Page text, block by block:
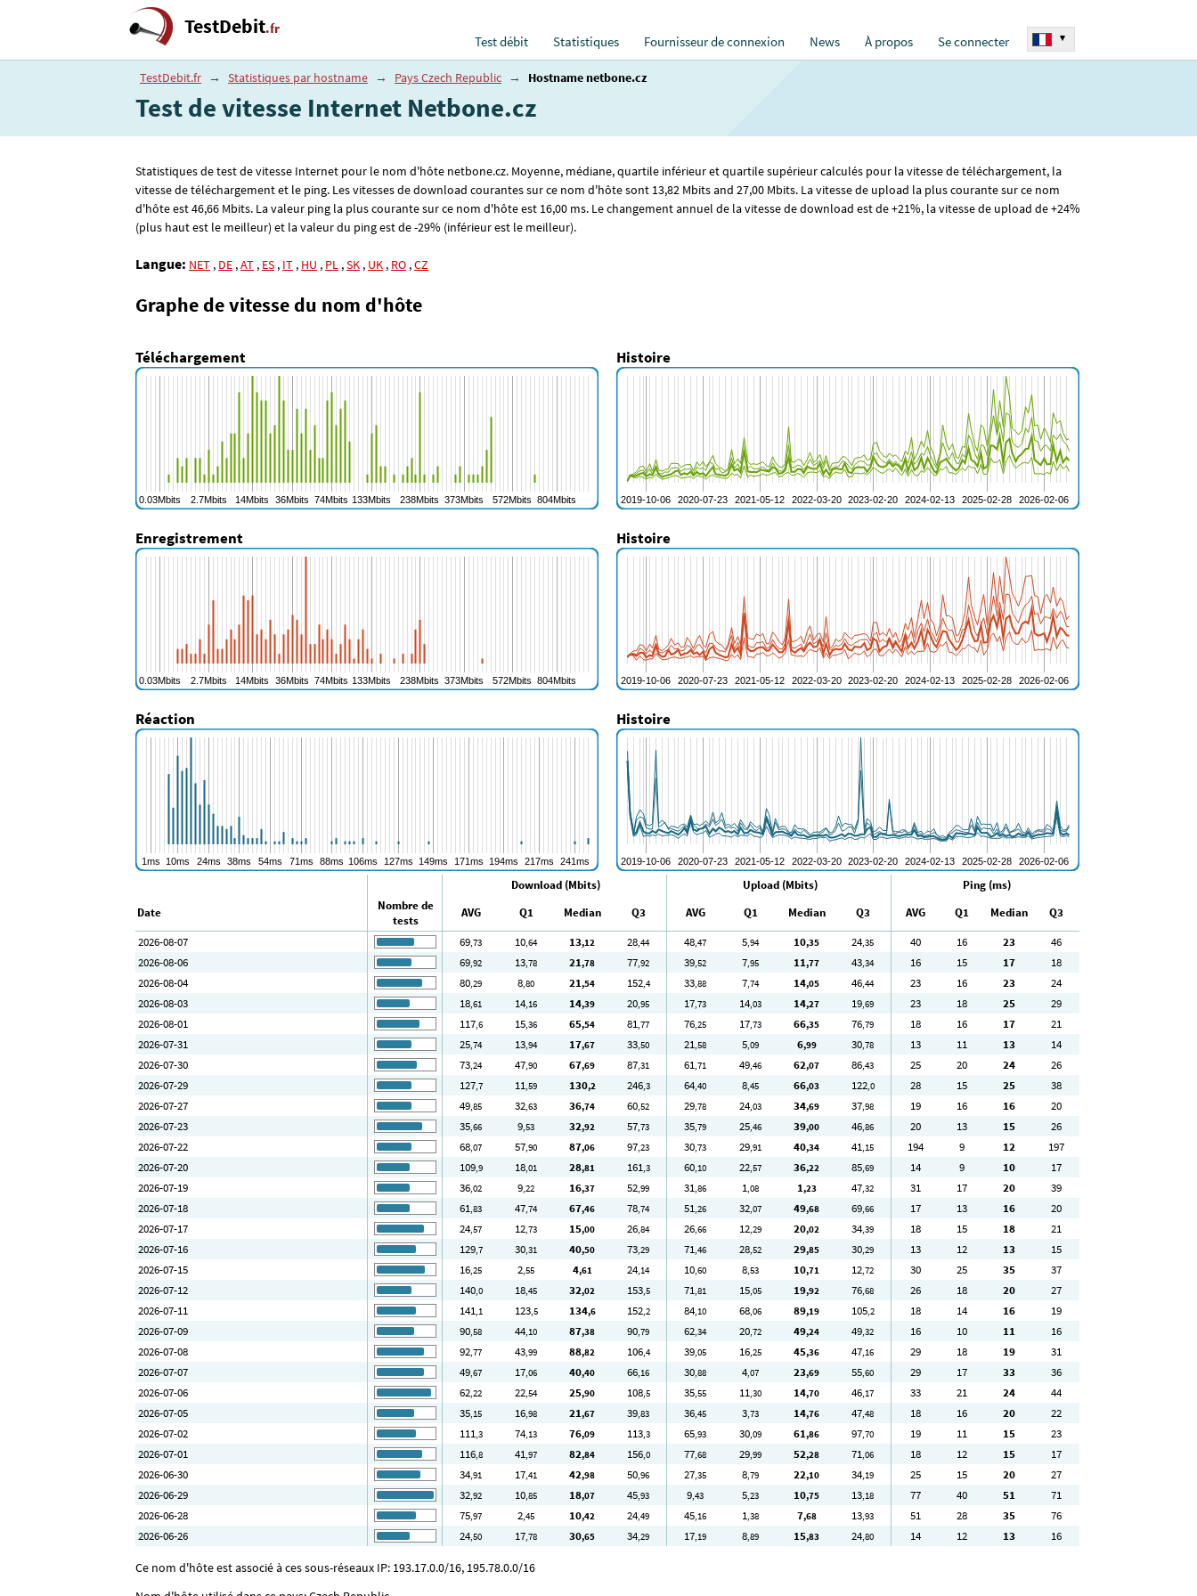
TestDebit.fr
Test débit Statistiques Fournisseur de connexion News À propos Se connecter ▾
TestDebit.fr → Statistiques par hostname → Pays Czech Republic → Hostname netbone.cz
Test de vitesse Internet Netbone.cz
Statistiques de test de vitesse Internet pour le nom d'hôte netbone.cz. Moyenne, médiane, quartile inférieur et quartile supérieur calculés pour la vitesse de téléchargement, la
vitesse de téléchargement et le ping. Les vitesses de download courantes sur ce nom d'hôte sont 13,82 Mbits and 27,00 Mbits. La vitesse de upload la plus courante sur ce nom
d'hôte est 46,66 Mbits. La valeur ping la plus courante sur ce nom d'hôte est 16,00 ms. Le changement annuel de la vitesse de download est de +21%, la vitesse de upload de +24%
(plus haut est le meilleur) et la valeur du ping est de -29% (inférieur est le meilleur).
Langue: NET , DE ,AT , ES , IT , HU , PL ,SK , UK , RO ,CZ
Graphe de vitesse du nom d'hôte
Téléchargement Histoire
Enregistrement Histoire
Réaction Histoire
Download (Mbits) Upload (Mbits)
Ping (ms)
Date
Nombre de
tests
AVG Q1 Median Q3 AVG Q1 Median Q3 AVG Q1 Median
Q3
2026-08-07
69,73 10,64 13,12 28,44 48,47 5,94 10,35 24,35 40 16 23
46
2026-08-06
69,92 13,78 21,78 77,92 39,52 7,95 11,77 43,34 16 15 17
18
2026-08-04
80,29 8,80 21,54 152,4 33,88 7,74 14,05 46,44 23 16 23
24
2026-08-03
18,61 14,16 14,39 20,95 17,73 14,03 14,27 19,69 23 18 25
29
2026-08-01
117,6 15,36 65,54 81,77 76,25 17,73 66,35 76,79 18 16 17
21
2026-07-31
25,74 13,94 17,67 33,50 21,58 5,09 6,99 30,78 13 11 13
14
2026-07-30
73,24 47,90 67,69 87,31 61,71 49,46 62,07 86,43 25 20 24
26
2026-07-29
127,7 11,59 130,2 246,3 64,40 8,45 66,03 122,0 28 15 25
38
2026-07-27
49,85 32,63 36,74 60,52 29,78 24,03 34,69 37,98 19 16 16
20
2026-07-23
35,66 9,53 32,92 57,73 35,79 25,46 39,00 46,86 20 13 15
26
2026-07-22
68,07 57,90 87,06 97,23 30,73 29,91 40,34 41,15 194 9 12
197
2026-07-20
109,9 18,01 28,81 161,3 60,10 22,57 36,22 85,69 14 9 10
17
2026-07-19
36,02 9,22 16,37 52,99 31,86 1,08 1,23 47,32 31 17 20
39
2026-07-18
61,83 47,74 67,46 78,74 51,26 32,07 49,68 69,66 17 13 16
20
2026-07-17
24,57 12,73 15,00 26,84 26,66 12,29 20,02 34,39 18 15 18
21
2026-07-16
129,7 30,31 40,50 73,29 71,46 28,52 29,85 30,29 13 12 13
15
2026-07-15
16,25 2,55 4,61 24,14 10,60 8,53 10,71 12,72 30 25 35
37
2026-07-12
140,0 18,45 32,02 153,5 71,81 15,05 19,92 76,68 26 18 20
27
2026-07-11
141,1 123,5 134,6 152,2 84,10 68,06 89,19 105,2 18 14 16
19
2026-07-09
90,58 44,10 87,38 90,79 62,34 20,72 49,24 49,32 16 10 11
16
2026-07-08
92,77 43,99 88,82 106,4 39,05 16,25 45,36 47,16 29 18 19
31
2026-07-07
49,67 17,06 40,40 66,16 30,88 4,07 23,69 55,60 29 17 33
36
2026-07-06
62,22 22,54 25,90 108,5 35,55 11,30 14,70 46,17 33 21 24
44
2026-07-05
35,15 16,98 21,67 39,83 36,45 3,73 14,76 47,48 18 16 20
22
2026-07-02
111,3 74,13 76,09 113,3 65,93 30,09 61,86 97,70 19 11 15
23
2026-07-01
116,8 41,97 82,84 156,0 77,68 29,99 52,28 71,06 18 12 15
17
2026-06-30
34,91 17,41 42,98 50,96 27,35 8,79 22,10 34,19 25 15 20
27
2026-06-29
32,92 10,85 18,07 45,93 9,43 5,23 10,75 13,18 77 40 51
71
2026-06-28
75,97 2,45 10,42 24,49 45,16 1,38 7,68 13,93 51 28 35
76
2026-06-26
24,50 17,78 30,65 34,29 17,19 8,89 15,83 24,80 14 12 13 16
Ce nom d'hôte est associé à ces sous-réseaux IP: 193.17.0.0/16, 195.78.0.0/16